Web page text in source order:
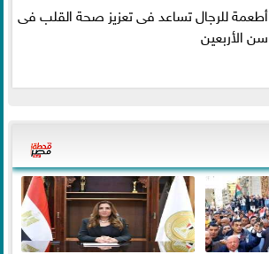
أطعمة للرجال تساعد فى تعزيز صحة القلب فى
سن الأربعين